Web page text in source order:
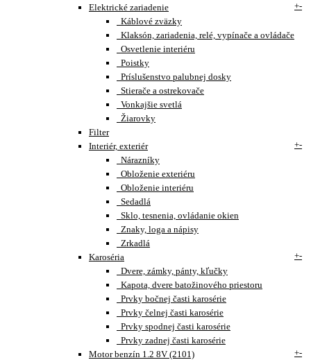
Elektrické zariadenie
+-
Káblové zväzky
Klaksón, zariadenia, relé, vypínače a ovládače
Osvetlenie interiéru
Poistky
Príslušenstvo palubnej dosky
Stierače a ostrekovače
Vonkajšie svetlá
Žiarovky
Filter
Interiér, exteriér
+-
Nárazníky
Obloženie exteriéru
Obloženie interiéru
Sedadlá
Sklo, tesnenia, ovládanie okien
Znaky, loga a nápisy
Zrkadlá
Karoséria
+-
Dvere, zámky, pánty, kľučky
Kapota, dvere batožinového priestoru
Prvky bočnej časti karosérie
Prvky čelnej časti karosérie
Prvky spodnej časti karosérie
Prvky zadnej časti karosérie
Motor benzín 1.2 8V (2101)
+-